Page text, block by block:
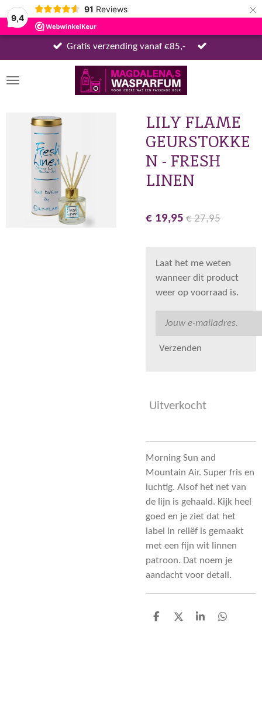
9,4
91 Reviews ×
Gratis verzending vanaf €85,-
LILY FLAME
GEURSTOKKE
N - FRESH
LINEN
€ 19,95 € 27,95
Laat het me weten
wanneer dit product
weer op voorraad is.
Verzenden
Uitverkocht
Morning Sun and
Mountain Air. Super fris en
luchtig. Alsof het net van
de lijn is gehaald. Kijk heel
goed en je ziet dat het
label in reliëf is gemaakt
met een fijn wit linnen
patroon. Dat noem je
aandacht voor detail.
D
D
S
D